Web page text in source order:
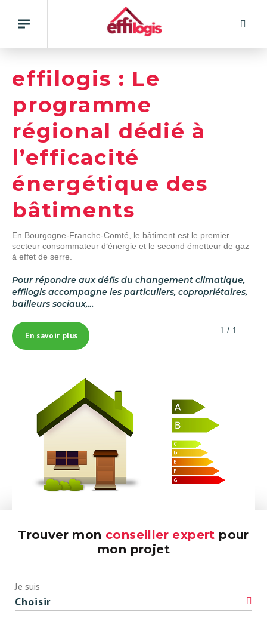
Basculer
navigation
effilogis : Le
programme
régional dédié à
l’efficacité
énergétique des
bâtiments
En Bourgogne-Franche-Comté, le bâtiment est le premier
secteur consommateur d‘énergie et le second émetteur de gaz
à effet de serre.
Pour répondre aux défis du changement climatique,
effilogis accompagne les particuliers, copropriétaires,
bailleurs sociaux,…
En savoir plus
1 / 1
Trouver mon conseiller expert pour
mon projet
Je suis